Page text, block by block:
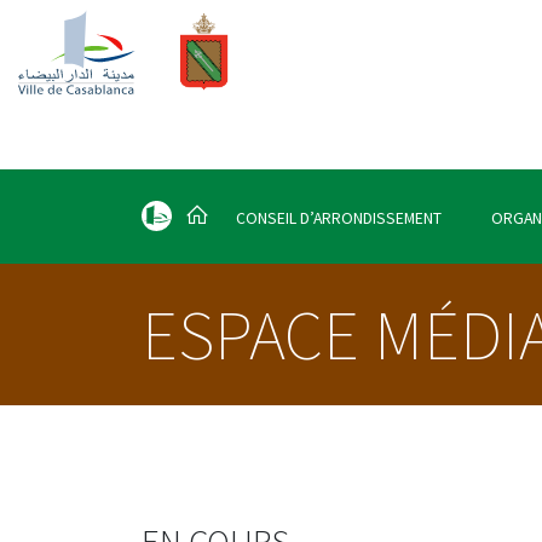
CONSEIL D’ARRONDISSEMENT
ESPACE